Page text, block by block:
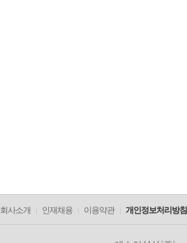
회사소개 인재채용 이용약관 개인정보처리방침